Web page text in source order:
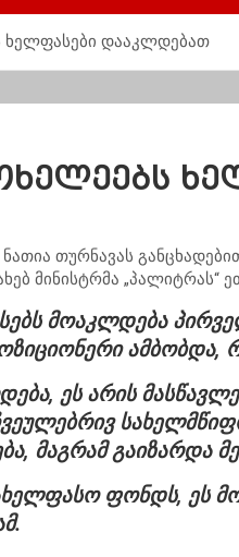
ხელფასები დააკლდებათ
თურნავას
მინისტრმა „პალიტრას“
მოაკლდება
ამბობდა,
ეს არის
მაგრამ გაიზარდა
ფონდს, ეს
.